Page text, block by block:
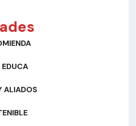
ALIADOS